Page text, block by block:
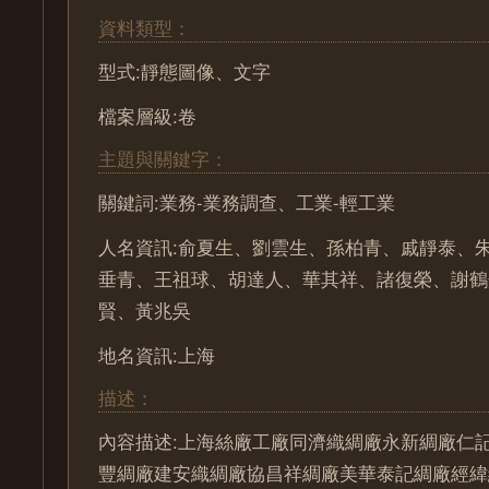
資料類型：
型式:靜態圖像、文字
檔案層級:卷
主題與關鍵字：
關鍵詞:業務-業務調查、工業-輕工業
人名資訊:俞夏生、劉雲生、孫柏青、戚靜泰、
垂青、王祖球、胡達人、華其祥、諸復榮、謝
賢、黃兆吳
地名資訊:上海
描述：
內容描述:上海絲廠工廠同濟織綢廠永新綢廠仁
豐綢廠建安織綢廠協昌祥綢廠美華泰記綢廠經